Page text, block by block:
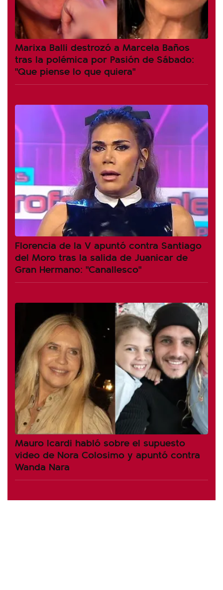
Marixa Balli destrozó a Marcela Baños
tras la polémica por Pasión de Sábado:
"Que piense lo que quiera"
Florencia de la V apuntó contra Santiago
del Moro tras la salida de Juanicar de
Gran Hermano: "Canallesco"
Mauro Icardi habló sobre el supuesto
video de Nora Colosimo y apuntó contra
Wanda Nara